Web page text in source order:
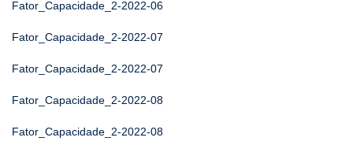
Fator_Capacidade_2-2022-06
Fator_Capacidade_2-2022-07
Fator_Capacidade_2-2022-07
Fator_Capacidade_2-2022-08
Fator_Capacidade_2-2022-08